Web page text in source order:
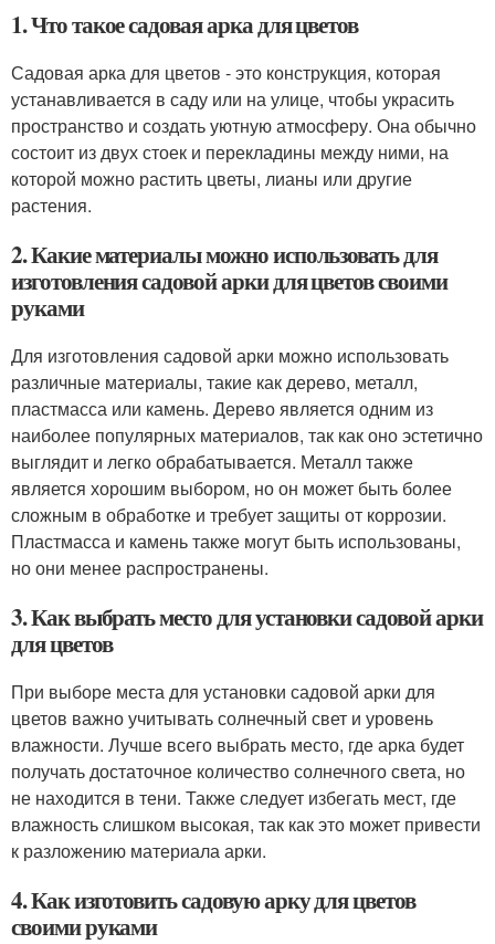
1. Что такое садовая арка для цветов
Садовая арка для цветов - это конструкция, которая
устанавливается в саду или на улице, чтобы украсить
пространство и создать уютную атмосферу. Она обычно
состоит из двух стоек и перекладины между ними, на
которой можно растить цветы, лианы или другие
растения.
2. Какие материалы можно использовать для
изготовления садовой арки для цветов своими
руками
Для изготовления садовой арки можно использовать
различные материалы, такие как дерево, металл,
пластмасса или камень. Дерево является одним из
наиболее популярных материалов, так как оно эстетично
выглядит и легко обрабатывается. Металл также
является хорошим выбором, но он может быть более
сложным в обработке и требует защиты от коррозии.
Пластмасса и камень также могут быть использованы,
но они менее распространены.
3. Как выбрать место для установки садовой арки
для цветов
При выборе места для установки садовой арки для
цветов важно учитывать солнечный свет и уровень
влажности. Лучше всего выбрать место, где арка будет
получать достаточное количество солнечного света, но
не находится в тени. Также следует избегать мест, где
влажность слишком высокая, так как это может привести
к разложению материала арки.
4. Как изготовить садовую арку для цветов
своими руками